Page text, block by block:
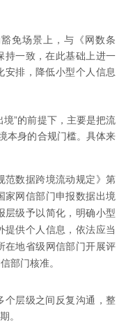
免场景上，与《网数条
持一致，在此基础上进一
安排，降低小型个人信息
”的前提下，主要是把流
本身的合规门槛。具体来
范数据跨境流动规定》第
家网信部门申报数据出境
层级予以简化，明确小型
提供个人信息，依法应当
在地省级网信部门开展评
部门核准。
个层级之间反复沟通，整
。